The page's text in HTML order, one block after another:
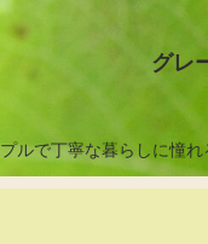
グレ
ルで丁寧な暮らしに憧